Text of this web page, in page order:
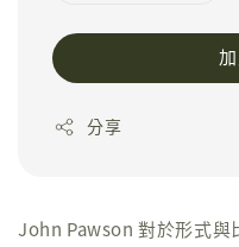
分享
John Pawson 對於形式與